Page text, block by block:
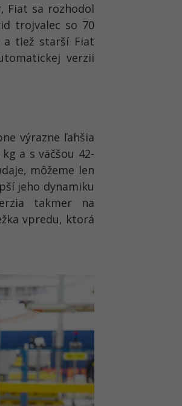
Fiat sa rozhodol
trojvalec so 70
a tiež starší Fiat
verzii
výrazne ľahšia
a s väčšou 42-
môžeme len
jeho dynamiku
takmer na
vpredu, ktorá